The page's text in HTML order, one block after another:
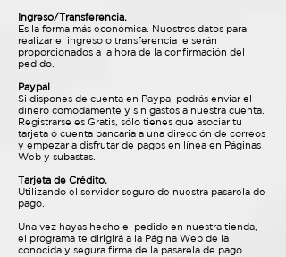
Ingreso/Transferencia.
Es la forma más económica. Nuestros datos para
realizar el ingreso o transferencia le serán
proporcionados a la hora de la confirmación del
pedido.
Paypal
Si dispones de cuenta en Paypal podrás enviar el
dinero cómodamente y sin gastos a nuestra cuenta.
Registrarse es Gratis, sólo tienes que asociar tu
tarjeta ó cuenta bancaria a una dirección de correos
y empezar a disfrutar de pagos en línea en Páginas
Web y subastas.
Tarjeta de Crédito.
Utilizando el servidor seguro de nuestra pasarela de
pago.
Una vez hayas hecho el pedido en nuestra tienda,
el programa te dirigirá a la Página Web de la
conocida y segura firma de la pasarela de pago